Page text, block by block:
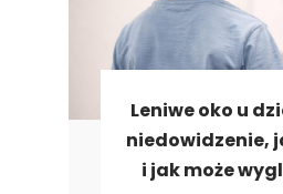
Leniwe oko u
niedowidzenie,
i jak może